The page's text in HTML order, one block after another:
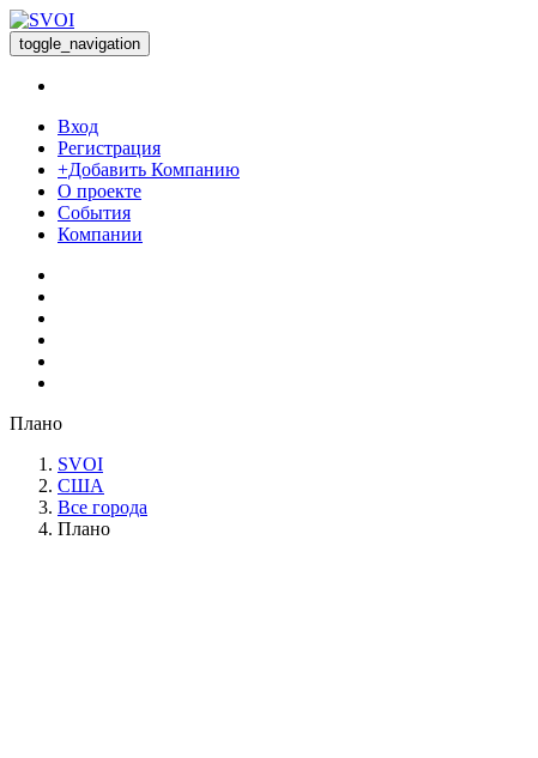
toggle_navigation
Вход
Регистрация
+Добавить Компанию
О проекте
События
Компании
Плано
SVOI
США
Все города
Плано